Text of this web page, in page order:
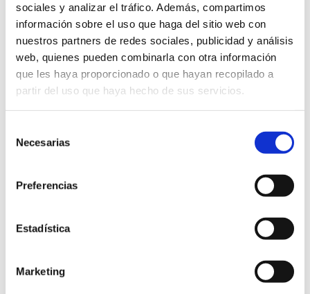
sociales y analizar el tráfico. Además, compartimos
información sobre el uso que haga del sitio web con
nuestros partners de redes sociales, publicidad y análisis
web, quienes pueden combinarla con otra información
que les haya proporcionado o que hayan recopilado a
partir del uso que haya hecho de sus servicios.
Necesarias
Preferencias
Estadística
Marketing